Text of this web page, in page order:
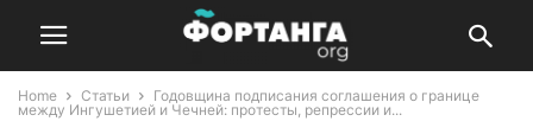
Home Статьи
Годовщина подписания соглашения о границе
между Ингушетией и Чечней: протесты, репрессии и...